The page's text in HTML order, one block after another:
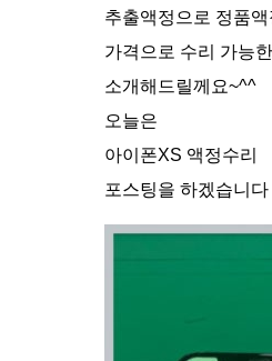
추출액정으로 정품
가격으로 수리 가능
소개해드릴께요~^^
오늘은
아이폰XS 액정수리
포스팅을 하겠습니다